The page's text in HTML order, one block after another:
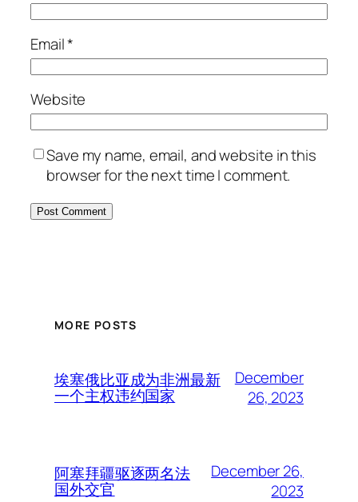
Email*
Website
Save my name, email, and website in this
browser for the next time I comment.
MORE POSTS
埃塞俄比亚成为非洲最新
一个主权违约国家
December
26, 2023
阿塞拜疆驱逐两名法
国外交官
December 26,
2023